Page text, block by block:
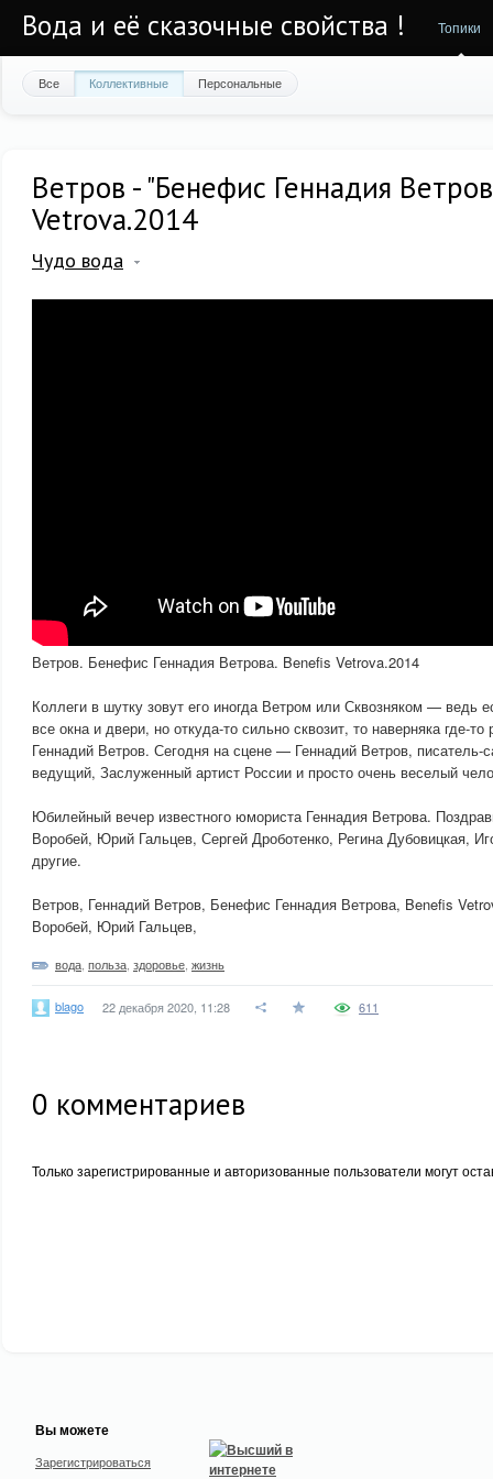
Вода и её сказочные свойства ! Топики
Все Коллективные Персональные
Ветров - "Бенефис Геннадия
Vetrova.2014
Чудо вода
Ветров. Бенефис Геннадия Ветрова. Benefis Vetrova.2014
Коллеги в шутку зовут его иногда Ветром или Сквозняком — ведь
все окна и двери, но откуда-то сильно сквозит, то наверняка где-
Геннадий Ветров. Сегодня на сцене — Геннадий Ветров, писатель-
ведущий, Заслуженный артист России и просто очень веселый
Юбилейный вечер известного юмориста Геннадия Ветрова.
Воробей, Юрий Гальцев, Сергей Дроботенко, Регина Дубовицкая,
другие.
Ветров, Геннадий Ветров, Бенефис Геннадия Ветрова, Benefis
Воробей, Юрий Гальцев,
вода польза здоровье жизнь
blago 22 декабря 2020, 11:28 611
0 комментариев
Только зарегистрированные и авторизованные пользователи могут
Вы можете
Зарегистрироваться